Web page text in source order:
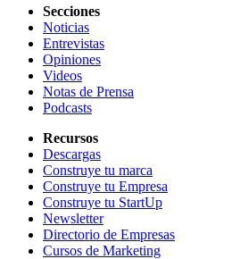
Secciones
Noticias
Entrevistas
Opiniones
Videos
Notas de Prensa
Podcasts
Recursos
Descargas
Construye tu marca
Construye tu Empresa
Construye tu StartUp
Newsletter
Directorio de Empresas
Cursos de Marketing